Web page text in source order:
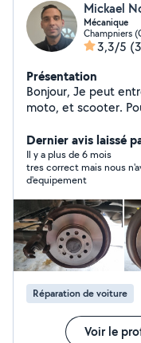
Mickael
Mécanique
Champniers
3,3/5
Présentation
Bonjour, Je peut entretenir et réparer vos voitures, vos
moto, et scooter. Pour toutes demandes d'informations
Dernier avis laissé
Il y a plus de 6 mois
tres correct mais nous
d'equipement
Réparation de voiture
Voir le